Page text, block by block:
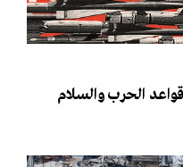
الحرب والسلام